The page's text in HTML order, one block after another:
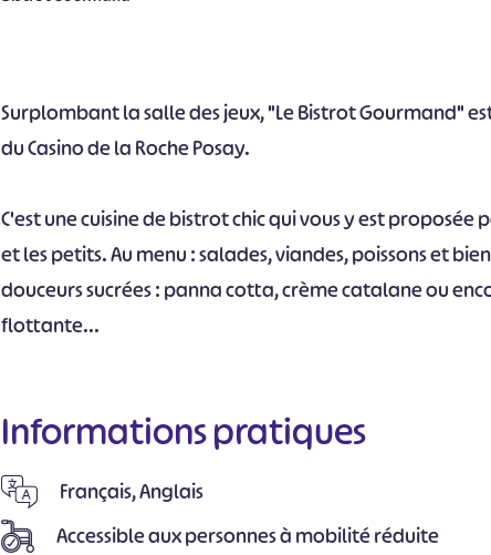
Surplombant la salle des jeux, "Le Bistrot Gourmand"
du Casino de la Roche Posay.
C'est une cuisine de bistrot chic qui vous y est proposée
et les petits. Au menu : salades, viandes, poissons et
douceurs sucrées : panna cotta, crème catalane ou
flottante...
Informations pratiques
Français, Anglais
Accessible aux personnes à mobilité réduite